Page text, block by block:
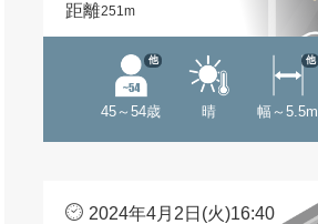
距離251m
45～54歳
他
晴 幅～5.5m
他
2024年4月2日(火)16:40